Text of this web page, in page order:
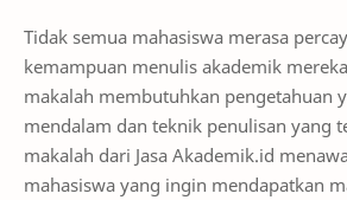
Tidak semua mahasiswa merasa
kemampuan menulis akademik
makalah membutuhkan pengetahuan
mendalam dan teknik penulisan yang
makalah dari Jasa Akademik.id
mahasiswa yang ingin mendapatkan